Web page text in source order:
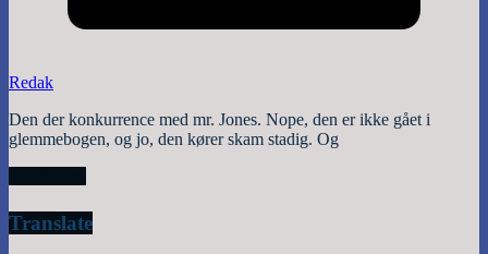
Redak
Den der konkurrence med mr. Jones. Nope, den er ikke gået i
glemmebogen, og jo, den kører skam stadig. Og
Translate